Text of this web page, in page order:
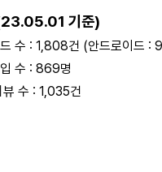
기준)
수 : 1,808건 (안드로이드 :
수 : 869명
뷰 수 : 1,035건